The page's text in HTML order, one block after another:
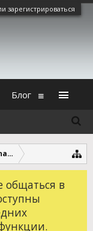
зарегистрироваться
Технический раздел Renault Megane 2
общаться в
Блог